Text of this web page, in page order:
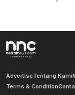
AdvertiseTentang Kami
Terms & Condition